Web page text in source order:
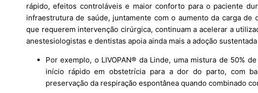
rápido, efeitos controláveis e maior conforto para o paciente
infraestrutura de saúde, juntamente com o aumento da carga
que requerem intervenção cirúrgica, continuam a acelerar a
anestesiologistas e dentistas apoia ainda mais a adoção
Por exemplo, o LIVOPAN® da Linde, uma mistura de 50%
início rápido em obstetrícia para a dor do parto, com
preservação da respiração espontânea quando combinado